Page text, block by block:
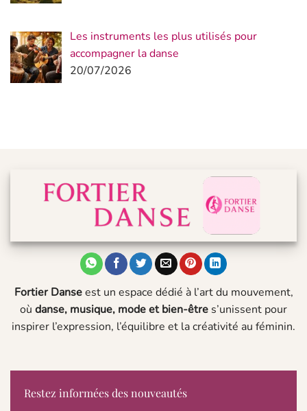
Les instruments les plus utilisés pour
accompagner la danse
20/07/2026
Fortier Danseest un espace dédié à l’art du mouvement,
où danse, musique, mode et bien-être s’unissent pour
inspirer l’expression, l’équilibre et la créativité au féminin.
Restez informées des nouveautés